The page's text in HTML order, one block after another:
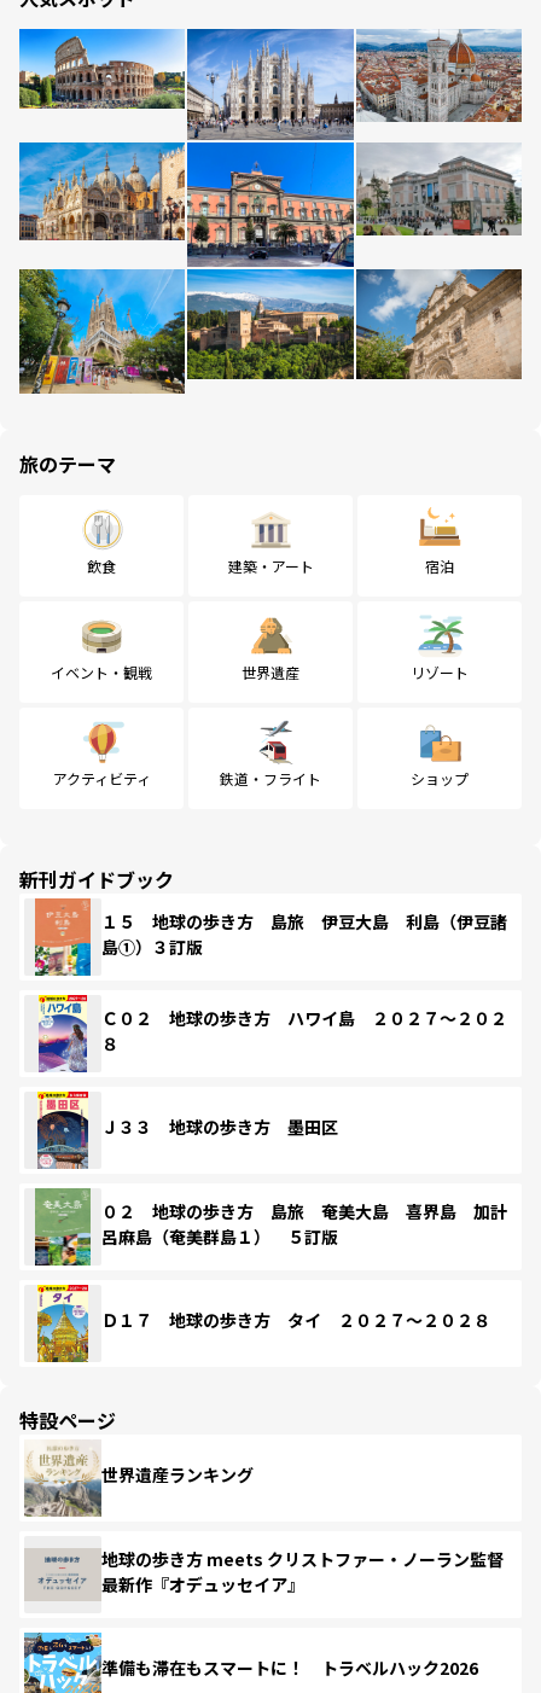
旅のテーマ
飲食 建築・アート 宿泊
イベント・観戦 世界遺産 リゾート
アクティビティ 鉄道・フライト ショップ
新刊ガイドブック
１５ 地球の歩き方 島旅 伊豆大島 利島（伊豆諸
島①）３訂版
Ｃ０２ 地球の歩き方 ハワイ島 ２０２７～２０２
８
Ｊ３３ 地球の歩き方 墨田区
０２ 地球の歩き方 島旅 奄美大島 喜界島 加計
呂麻島（奄美群島１） ５訂版
Ｄ１７ 地球の歩き方 タイ ２０２７～２０２８
特設ページ
世界遺産ランキング
地球の歩き方 meets クリストファー・ノーラン監督
最新作『オデュッセイア』
準備も滞在もスマートに！ トラベルハック2026